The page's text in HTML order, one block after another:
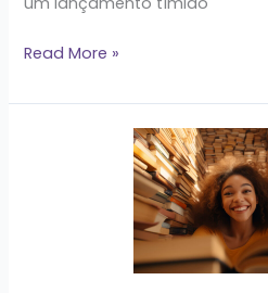
Read More »